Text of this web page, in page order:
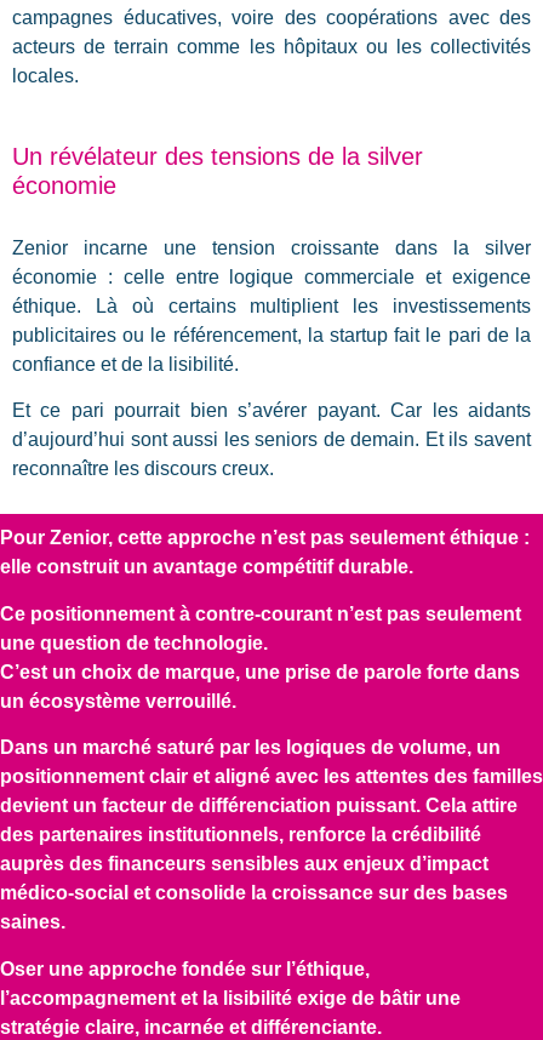
campagnes éducatives, voire des coopérations avec des
acteurs de terrain comme les hôpitaux ou les collectivités
locales.
Un révélateur des tensions de la silver
économie
Zenior incarne une tension croissante dans la silver
économie : celle entre logique commerciale et exigence
éthique. Là où certains multiplient les investissements
publicitaires ou le référencement, la startup fait le pari de la
confiance et de la lisibilité.
Et ce pari pourrait bien s’avérer payant. Car les aidants
d’aujourd’hui sont aussi les seniors de demain. Et ils savent
reconnaître les discours creux.
Pour Zenior, cette approche n’est pas seulement éthique :
elle construit un avantage compétitif durable.
Ce positionnement à contre-courant n’est pas seulement
une question de technologie.
C’est un choix de marque, une prise de parole forte dans
un écosystème verrouillé.
Dans un marché saturé par les logiques de volume, un
positionnement clair et aligné avec les attentes des familles
devient un facteur de différenciation puissant. Cela attire
des partenaires institutionnels, renforce la crédibilité
auprès des financeurs sensibles aux enjeux d’impact
médico-social et consolide la croissance sur des bases
saines.
Oser une approche fondée sur l’éthique,
l’accompagnement et la lisibilité exige de bâtir une
stratégie claire, incarnée et différenciante.